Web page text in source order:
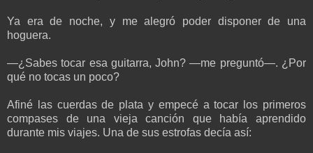
Ya era de noche, y me alegró poder disponer de una
hoguera.
—¿Sabes tocar esa guitarra, John? —me preguntó—. ¿Por
qué no tocas un poco?
Afiné las cuerdas de plata y empecé a tocar los primeros
compases de una vieja canción que había aprendido
durante mis viajes. Una de sus estrofas decía así: